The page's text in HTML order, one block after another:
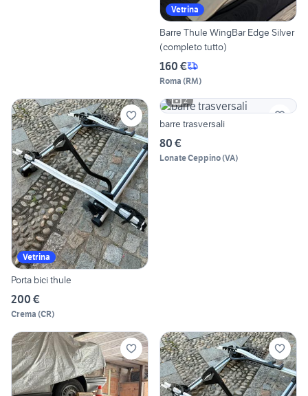
Vetrina
Barre Thule WingBar Edge Silver
(completo tutto)
160 €
Roma (RM)
Vetrina
Porta bici thule
200 €
Crema (CR)
2
barre trasversali
80 €
Lonate Ceppino(VA)